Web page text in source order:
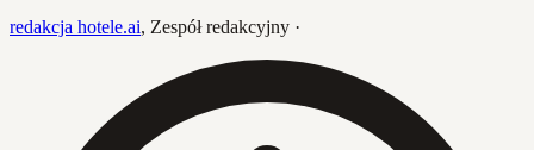
redakcja hotele.ai, Zespół redakcyjny ·